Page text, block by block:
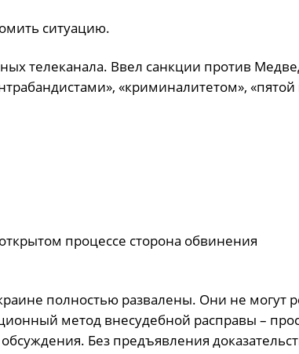
ситуацию.
телеканала. Ввел санкции против
«криминалитетом»,
процессе сторона обвинения
полностью развалены. Они не могут
метод внесудебной расправы –
Без предъявления